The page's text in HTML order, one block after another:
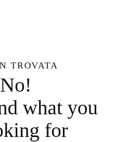
TROVATA
what you
for